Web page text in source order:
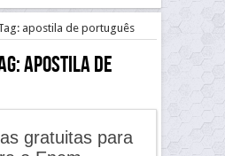
apostila de português
apostila de
gratuitas para